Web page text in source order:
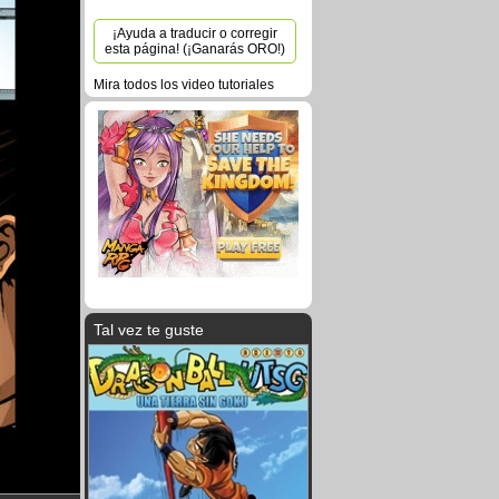
¡Ayuda a traducir o corregir
esta página! (¡Ganarás ORO!)
Mira todos los video tutoriales
Tal vez te guste